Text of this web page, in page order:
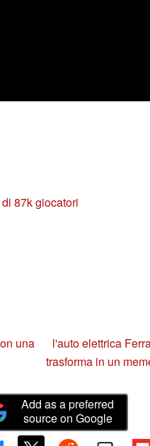
87k giocatori
una
l'auto elettrica
trasforma in un
Add as a preferred
source on Google